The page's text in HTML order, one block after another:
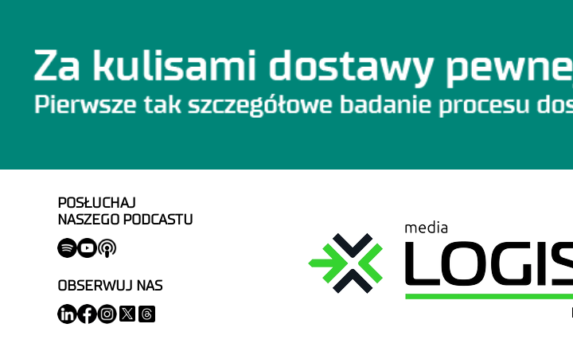
POSŁUCHAJ
NASZEGO PODCASTU
OBSERWUJ NAS